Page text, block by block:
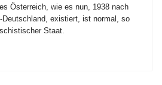
Österreich, wie es nun, 1938 nach
existiert, ist normal, so
Staat.